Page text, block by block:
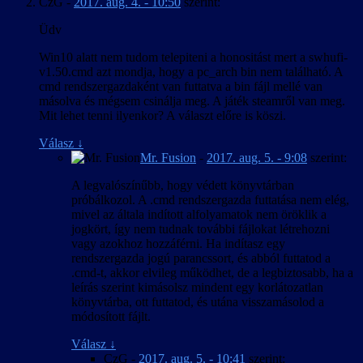
Üdv
Win10 alatt nem tudom telepiteni a honositást mert a swhufi-
v1.50.cmd azt mondja, hogy a pc_arch bin nem található. A
cmd rendszergazdaként van futtatva a bin fájl mellé van
másolva és mégsem csinálja meg. A játék steamről van meg.
Mit lehet tenni ilyenkor? A választ előre is köszi.
Válasz ↓
Mr. Fusion - 2017. aug. 5. - 9:08 szerint:
A legvalószínűbb, hogy védett könyvtárban
próbálkozol. A .cmd rendszergazda futtatása nem elég,
mivel az általa indított alfolyamatok nem öröklik a
jogkört, így nem tudnak további fájlokat létrehozni
vagy azokhoz hozzáférni. Ha indítasz egy
rendszergazda jogú parancssort, és abból futtatod a
.cmd-t, akkor elvileg működhet, de a legbiztosabb, ha a
leírás szerint kimásolsz mindent egy korlátozatlan
könyvtárba, ott futtatod, és utána visszamásolod a
módosított fájlt.
Válasz ↓
CzG - 2017. aug. 5. - 10:41 szerint: